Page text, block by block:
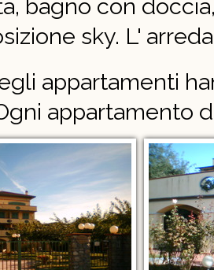
bagno con
sky. L'
appartamenti
appartamento